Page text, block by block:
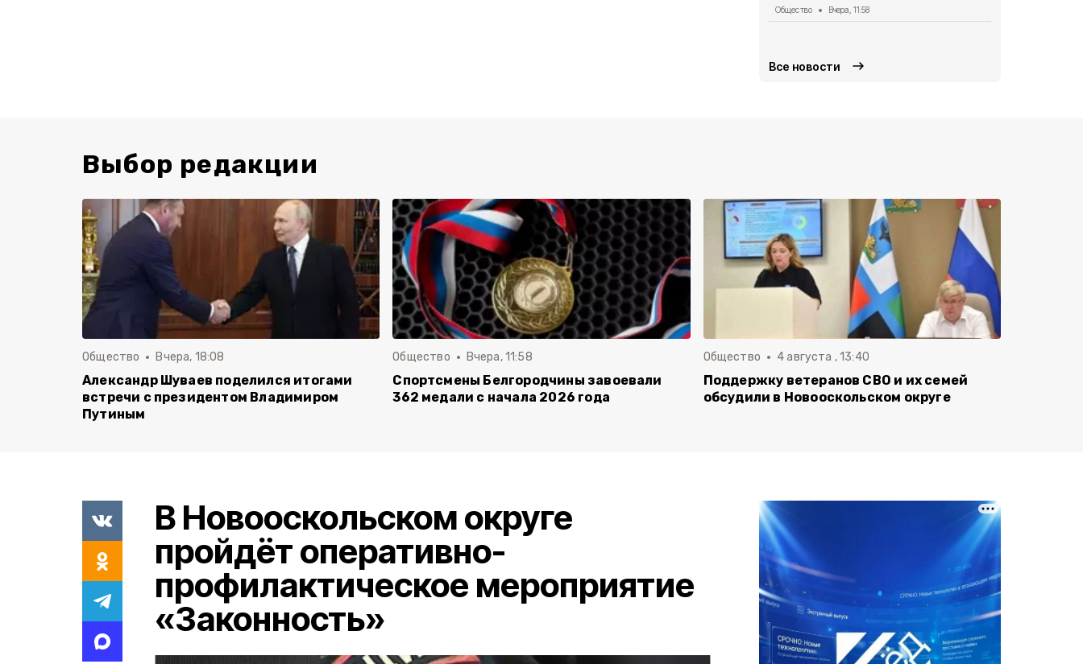
Общество Вчера, 11:58
Все новости
Выбор редакции
Общество Вчера, 18:08
Александр Шуваев поделился итогами
встречи с президентом Владимиром
Путиным
Общество Вчера, 11:58
Спортсмены Белгородчины завоевали
362 медали с начала 2026 года
Общество 4 августа , 13:40
Поддержку ветеранов СВО и их семей
обсудили в Новооскольском округе
В Новооскольском округе
пройдёт оперативно-
профилактическое мероприятие
«Законность»